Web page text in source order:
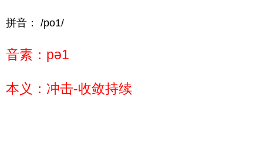
拼音： /po1/
音素：pə1
本义：冲击-收敛持续